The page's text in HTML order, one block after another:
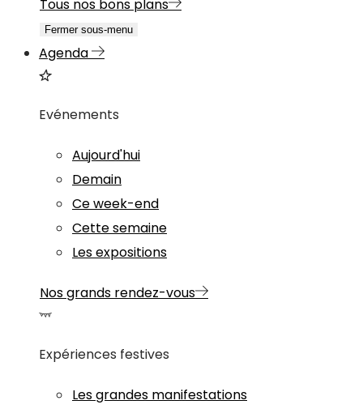
Tous nos bons plans
Fermer sous-menu
Agenda
Evénements
Aujourd'hui
Demain
Ce week-end
Cette semaine
Les expositions
Nos grands rendez-vous
Expériences festives
Les grandes manifestations